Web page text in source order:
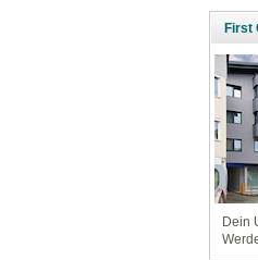
First
Dein